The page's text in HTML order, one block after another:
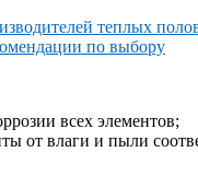
всех элементов;
от влаги и пыли